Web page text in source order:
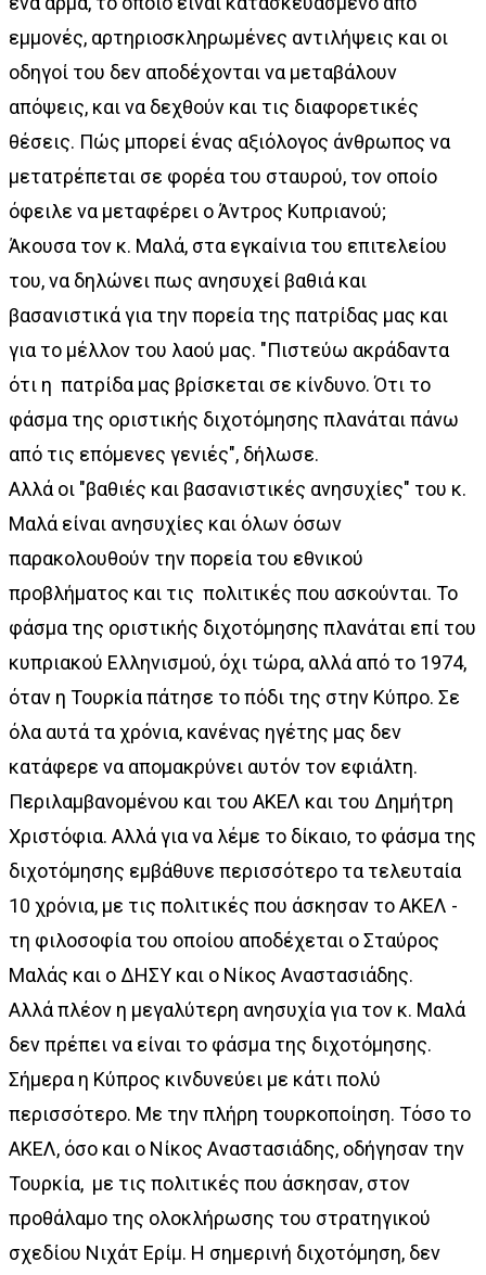
εμμονές, αρτηριοσκληρωμένες αντιλήψεις και οι
οδηγοί του δεν αποδέχονται να μεταβάλουν
απόψεις, και να δεχθούν και τις διαφορετικές
θέσεις. Πώς μπορεί ένας αξιόλογος άνθρωπος να
μετατρέπεται σε φορέα του σταυρού, τον οποίο
όφειλε να μεταφέρει ο Άντρος Κυπριανού;
Άκουσα τον κ. Μαλά, στα εγκαίνια του επιτελείου
του, να δηλώνει πως ανησυχεί βαθιά και
βασανιστικά για την πορεία της πατρίδας μας και
για το μέλλον του λαού μας. "Πιστεύω ακράδαντα
ότι η πατρίδα μας βρίσκεται σε κίνδυνο. Ότι το
φάσμα της οριστικής διχοτόμησης πλανάται πάνω
από τις επόμενες γενιές", δήλωσε.
Αλλά οι "βαθιές και βασανιστικές ανησυχίες" του κ.
Μαλά είναι ανησυχίες και όλων όσων
παρακολουθούν την πορεία του εθνικού
προβλήματος και τις πολιτικές που ασκούνται. Το
φάσμα της οριστικής διχοτόμησης πλανάται επί του
κυπριακού Ελληνισμού, όχι τώρα, αλλά από το 1974,
όταν η Τουρκία πάτησε το πόδι της στην Κύπρο. Σε
όλα αυτά τα χρόνια, κανένας ηγέτης μας δεν
κατάφερε να απομακρύνει αυτόν τον εφιάλτη.
Περιλαμβανομένου και του ΑΚΕΛ και του Δημήτρη
Χριστόφια. Αλλά για να λέμε το δίκαιο, το φάσμα της
διχοτόμησης εμβάθυνε περισσότερο τα τελευταία
10 χρόνια, με τις πολιτικές που άσκησαν το ΑΚΕΛ -
τη φιλοσοφία του οποίου αποδέχεται ο Σταύρος
Μαλάς και ο ΔΗΣΥ και ο Νίκος Αναστασιάδης.
Αλλά πλέον η μεγαλύτερη ανησυχία για τον κ. Μαλά
δεν πρέπει να είναι το φάσμα της διχοτόμησης.
Σήμερα η Κύπρος κινδυνεύει με κάτι πολύ
περισσότερο. Με την πλήρη τουρκοποίηση. Τόσο το
ΑΚΕΛ, όσο και ο Νίκος Αναστασιάδης, οδήγησαν την
Τουρκία, με τις πολιτικές που άσκησαν, στον
προθάλαμο της ολοκλήρωσης του στρατηγικού
σχεδίου Νιχάτ Ερίμ. Η σημερινή διχοτόμηση, δεν